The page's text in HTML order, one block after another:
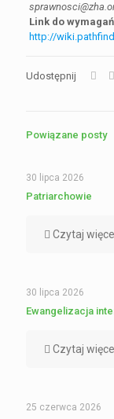
Link do
http://
Udostępnij
Powiązane posty
30 lipca 2026
Patriarchowie
Czytaj
30 lipca 2026
Ewangelizacja
Czytaj
25 czerwca 2026